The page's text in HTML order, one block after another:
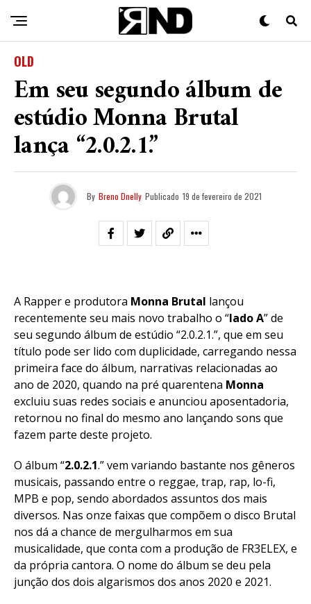
OLD
Em seu segundo álbum de
estúdio Monna Brutal
lança “2.0.2.1.”
By Breno Dnelly Publicado 19 de fevereiro de 2021
A Rapper e produtora Monna Brutal lançou
recentemente seu mais novo trabalho o “lado A” de
seu segundo álbum de estúdio “2.0.2.1.”, que em seu
título pode ser lido com duplicidade, carregando nessa
primeira face do álbum, narrativas relacionadas ao
ano de 2020, quando na pré quarentena Monna
excluiu suas redes sociais e anunciou aposentadoria,
retornou no final do mesmo ano lançando sons que
fazem parte deste projeto.
O álbum “2.0.2.1.” vem variando bastante nos gêneros
musicais, passando entre o reggae, trap, rap, lo-fi,
MPB e pop, sendo abordados assuntos dos mais
diversos. Nas onze faixas que compõem o disco Brutal
nos dá a chance de mergulharmos em sua
musicalidade, que conta com a produção de FR3ELEX, e
da própria cantora. O nome do álbum se deu pela
junção dos dois algarismos dos anos 2020 e 2021.